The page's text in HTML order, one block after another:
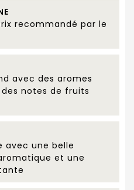
recommandé par le
avec des aromes
notes de fruits
avec une belle
et une